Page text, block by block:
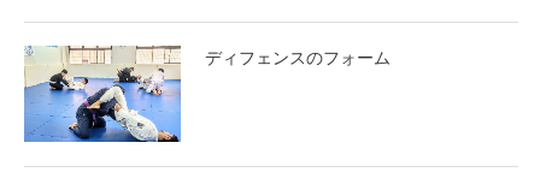
ディフェンスのフォーム